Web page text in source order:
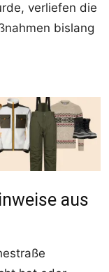
verliefen die
bislang
aus